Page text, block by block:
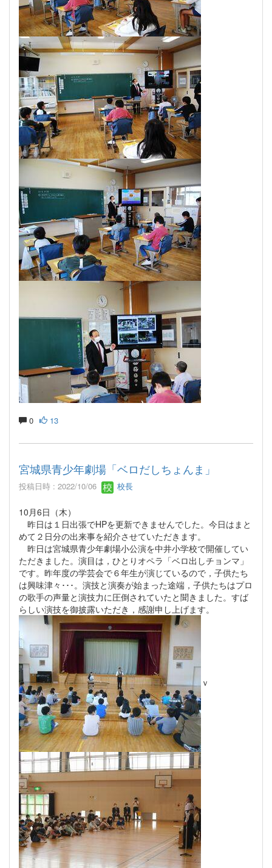
0 13
宮城県青少年劇場「ベロだしちょんま」
投稿日時 : 2022/10/06 校長
10月6日（木）
昨日は１日出張でHPを更新できませんでした。今日はまと
めて２日分の出来事を紹介させていただきます。
昨日は宮城県青少年劇場小公演を中井小学校で開催してい
ただきました。演目は，ひとりオペラ「ベロ出しチョンマ」
です。昨年度の学芸会で６年生が演じているので，子供たち
は興味津々･･･。演技と演奏が始まった途端，子供たちはプロ
の歌手の声量と演技力に圧倒されていたと聞きました。すば
らしい演技を御披露いただき，感謝申し上げます。
ｖ